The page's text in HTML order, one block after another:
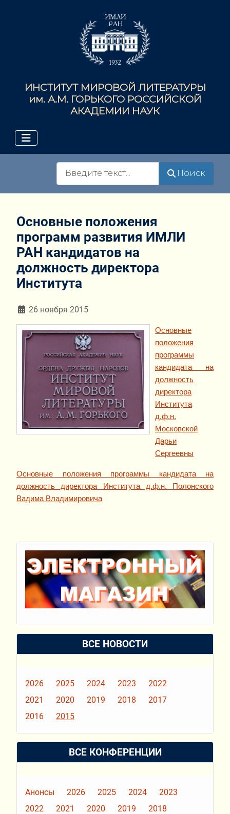
ИНСТИТУТ МИРОВОЙ ЛИТЕРАТУРЫ
им. А.М. ГОРЬКОГО РОССИЙСКОЙ
АКАДЕМИИ НАУК
Поиск
Основные положения
программ развития ИМЛИ
РАН кандидатов на
должность директора
Института
Информация о материале
26 ноября 2015
Основные
положения
программы
кандидата на
должность
директора
Института
д.ф.н.
Московской
Дарьи
Сергеевны
Основные положения программы кандидата на
должность директора Института д.ф.н. Полонского
Вадима Владимировича
ВСЕ НОВОСТИ
2026 2025 2024 2023
2022
2021
2020 2019 2018
2017
2016
2015
ВСЕ КОНФЕРЕНЦИИ
Анонсы 2026 2025 2024
2023
2022
2021 2020 2019
2018